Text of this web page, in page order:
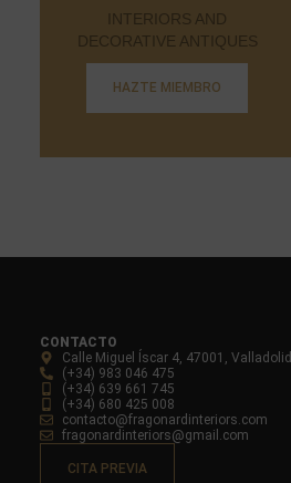
INTERIORS AND
DECORATIVE ANTIQUES
HAZTE MIEMBRO
CONTACTO
Calle Miguel Íscar 4, 47001, Valladolid
(+34) 983 046 475
(+34) 639 661 745
(+34) 680 425 008
contacto@fragonardinteriors.com
fragonardinteriors@gmail.com
CITA PREVIA